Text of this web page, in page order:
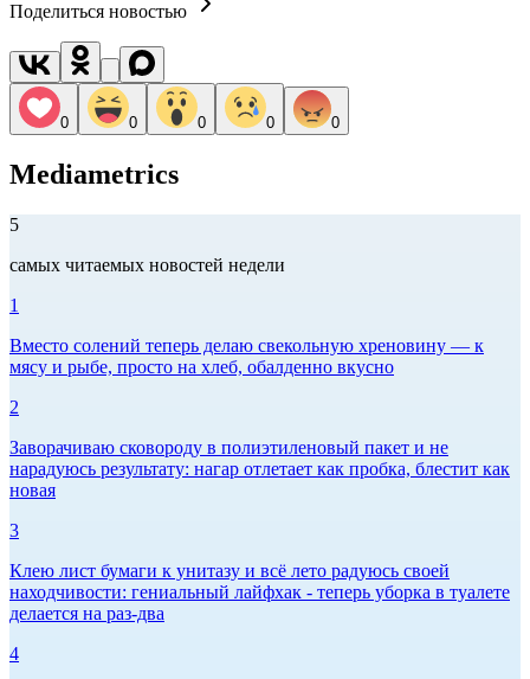
Поделиться новостью
0 0 0 0 0
Mediametrics
5
самых читаемых новостей недели
1
Вместо солений теперь делаю свекольную хреновину — к
мясу и рыбе, просто на хлеб, обалденно вкусно
2
Заворачиваю сковороду в полиэтиленовый пакет и не
нарадуюсь результату: нагар отлетает как пробка, блестит как
новая
3
Клею лист бумаги к унитазу и всё лето радуюсь своей
находчивости: гениальный лайфхак - теперь уборка в туалете
делается на раз-два
4